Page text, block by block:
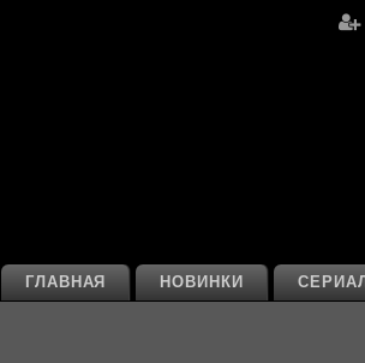
НОВИНКИ
ГЛАВНАЯ